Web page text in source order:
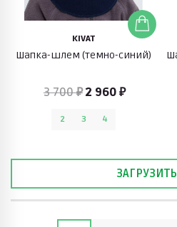
KIVAT
Шапка-шлем (темно-синий)
3 700 ₽ 2 960 ₽
2 3 4